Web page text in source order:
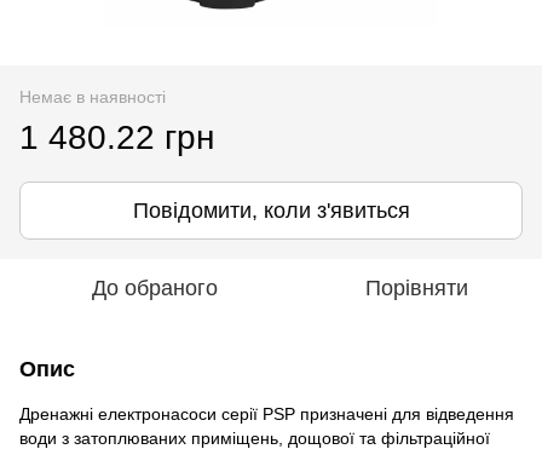
Немає в наявності
1 480.22 грн
Повідомити, коли з'явиться
До обраного Порівняти
Опис
Дренажні електронасоси серії PSP призначені для відведення
води з затоплюваних приміщень, дощової та фільтраційної